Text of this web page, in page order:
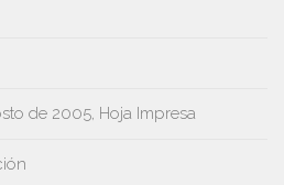
de 2005, Hoja Impresa